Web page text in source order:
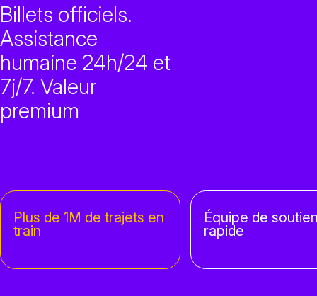
Billets officiels.
Assistance
humaine 24h/24 et
7j/7. Valeur
premium
Plus de 1M de trajets en
train
Équipe de
rapide